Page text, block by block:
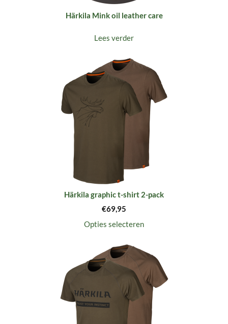
Härkila Mink oil leather care
Lees verder
Härkila graphic t-shirt 2-pack
€69,95
Opties selecteren